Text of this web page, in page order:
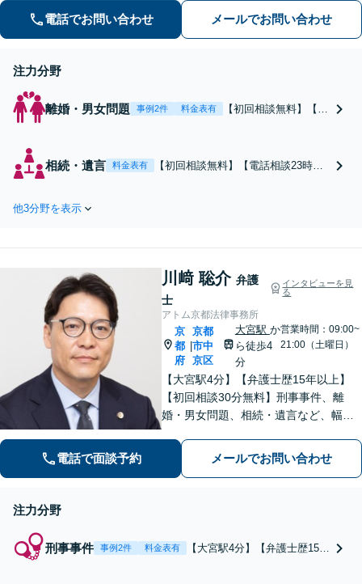
ます。最高の法律サービスを提供する
ために日々研鑽もしています。親切丁
電話でお問い合わせ メールでお問い合わせ
注力分野
離婚・男女問題 事例2件 料金表有
【初回相談無料】【電
の慰謝料請求をしたい
最適な解決策を考え、
迅速にご対応します。
相続・遺言 料金表有
【初回相談無料】【電話相談23時ま
できるよう最善を尽くします【夜
歩1分】
他3分野を表示
川﨑 聡介 弁護
士
インタビューを見
る
アトム京都法律事務所
京
都
府
京都
市中
京区
大宮駅 か
ら徒歩4
分
営業時間：09:00~
21:00（土曜日）
【大宮駅4分】【弁護士歴15年以上】
【初回相談30分無料】刑事事件、離
婚・男女問題、相続・遺言など、幅広
る状況やご希望を丁寧にヒアリング
し、依頼者さまにとって最善の答えを
電話で面談予約 メールでお問い合わせ
注力分野
刑事事件 事例2件 料金表有
【大宮駅4分】【弁護士歴15年